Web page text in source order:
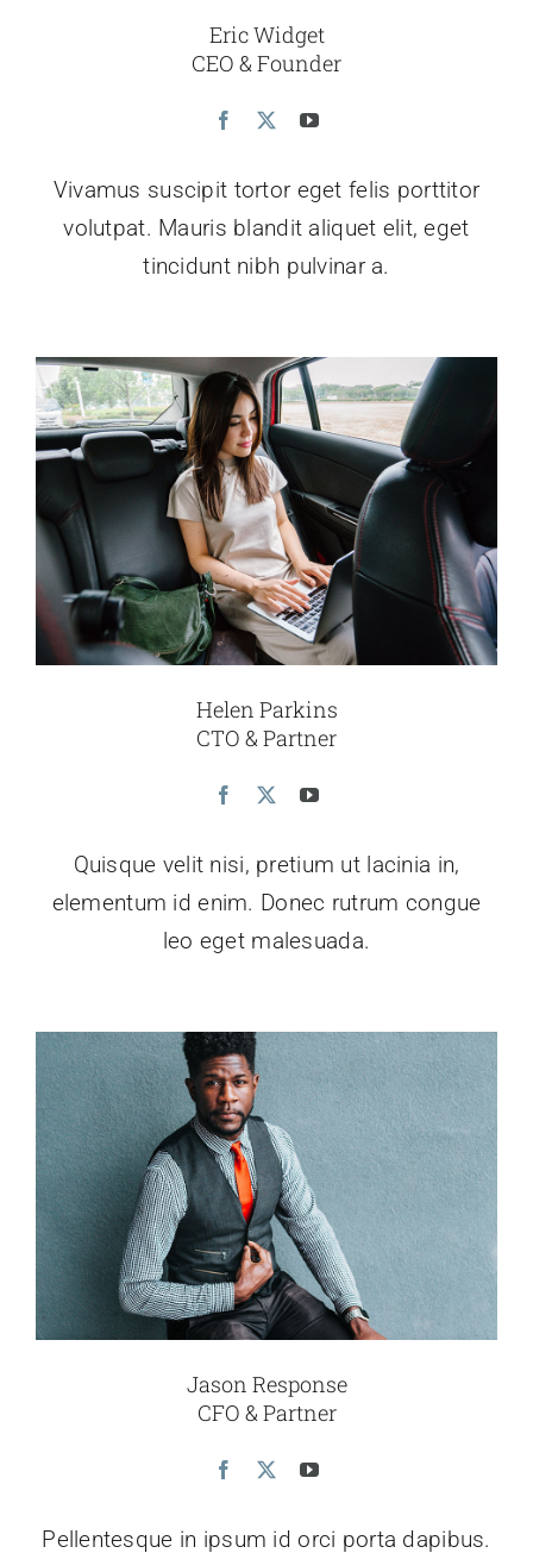
Eric Widget
CEO & Founder
Vivamus suscipit tortor eget felis porttitor
volutpat. Mauris blandit aliquet elit, eget
tincidunt nibh pulvinar a.
Helen Parkins
CTO & Partner
Quisque velit nisi, pretium ut lacinia in,
elementum id enim. Donec rutrum congue
leo eget malesuada.
Jason Response
CFO & Partner
Pellentesque in ipsum id orci porta dapibus.